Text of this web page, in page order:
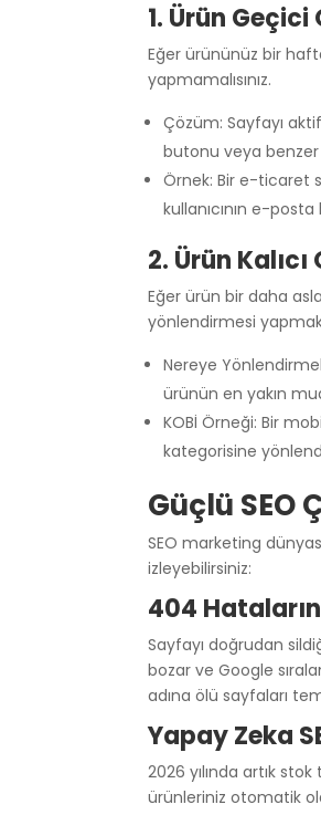
1. Ürün
Eğer ürününüz bir
yapmamalısınız.
Çözüm: Sayfayı
butonu veya benzer
Örnek: Bir e-ticaret
kullanıcının e-
2. Ürün
Eğer ürün bir daha
yönlendirmesi yapmak
Nereye
ürünün en yakın
KOBİ Örneği: Bir
kategorisine
Güçlü SEO
SEO marketing
izleyebilirsiniz:
404
Sayfayı doğrudan
bozar ve Google
adına ölü sayfaları
Yapay Zeka
2026 yılında artık
ürünleriniz otomatik